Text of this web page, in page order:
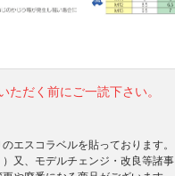
ただく前にご一読下さい。
エスコラベルを貼っております。
）又、モデルチェンジ・改良等諸事